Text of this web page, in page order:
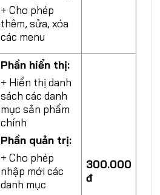
+ Cho phép
thêm, sửa, xóa
các menu
Phần hiển thị:
+ Hiển thị danh
sách các danh
mục sản phẩm
chính
Phần quản trị:
+ Cho phép
nhập mới các
danh mục
300.000
đ